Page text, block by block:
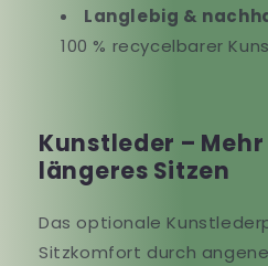
Langlebig &
100 % recycelbarer
Kunstleder –
längeres Sitzen
Das optionale
Sitzkomfort durch